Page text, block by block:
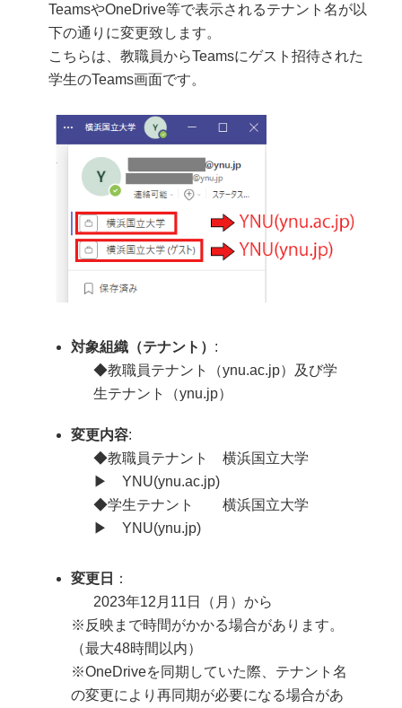
TeamsやOneDrive等で表示されるテナント名が以
下の通りに変更致します。
こちらは、教職員からTeamsにゲスト招待された
学生のTeams画面です。
対象組織（テナント） :
◆教職員テナント（ynu.ac.jp）及び学
生テナント（ynu.jp）
変更内容:
◆教職員テナント 横浜国立大学
▶ YNU(ynu.ac.jp)
◆学生テナント 横浜国立大学
▶ YNU(ynu.jp)
変更日
：
2023年12月11日（月）から
※反映まで時間がかかる場合があります。
（最大48時間以内）
※OneDriveを同期していた際、テナント名
の変更により再同期が必要になる場合があ